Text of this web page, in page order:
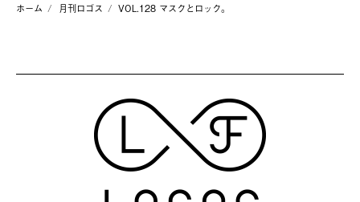
ホーム 月刊ロゴス VOL.128 マスクとロック。